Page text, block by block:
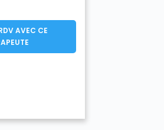
AVEC CE